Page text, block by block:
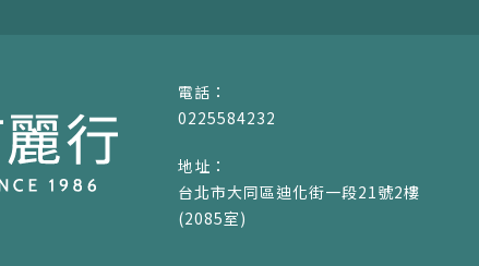
0225584232
台北市大同區迪化街一段21號2樓
(2085室)